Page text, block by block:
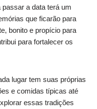
a data terá um
que ficarão para
bonito e propício para
para fortalecer os
lugar tem suas próprias
e comidas típicas até
essas tradições